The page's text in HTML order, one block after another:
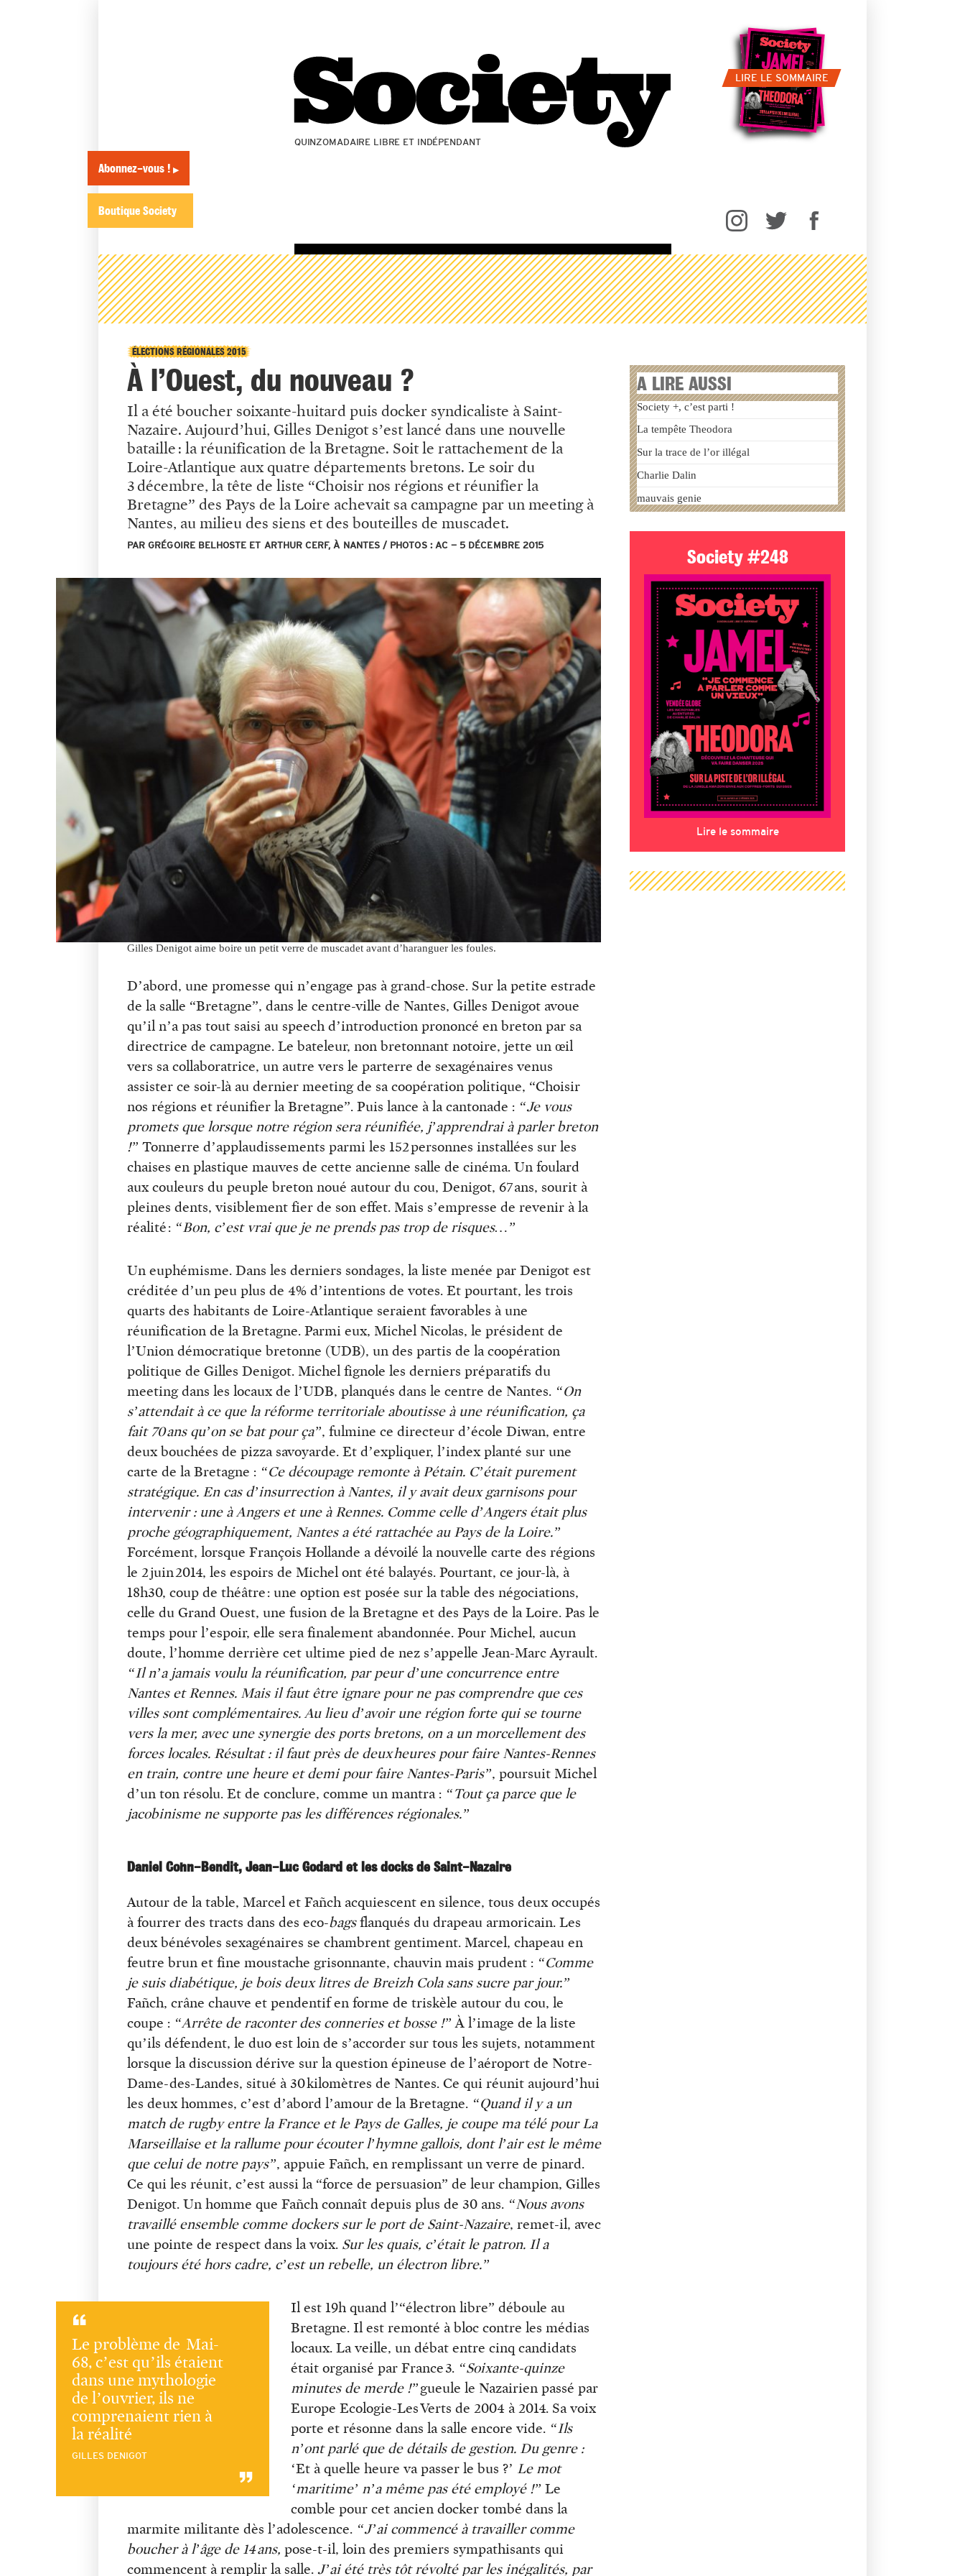
QUINZOMADAIRE LIBRE ET INDÉPENDANT
LIRE LE SOMMAIRE
Abonnez-vous ! ▶
Boutique Society
A LIRE AUSSI
Society +, c’est parti !
La tempête Theodora
Sur la trace de l’or illégal
Charlie Dalin
mauvais genie
Society #248
Lire le sommaire
ÉLECTIONS RÉGIONALES 2015
À l’Ouest, du nouveau ?
Il a été boucher soixante-huitard puis docker syndicaliste à Saint-
Nazaire. Aujourd’hui, Gilles Denigot s’est lancé dans une nouvelle
bataille : la réunification de la Bretagne. Soit le rattachement de la
Loire-Atlantique aux quatre départements bretons. Le soir du
3 décembre, la tête de liste “Choisir nos régions et réunifier la
Bretagne” des Pays de la Loire achevait sa campagne par un meeting à
Nantes, au milieu des siens et des bouteilles de muscadet.
PAR GRÉGOIRE BELHOSTE ET ARTHUR CERF, À NANTES / PHOTOS : AC 5 DÉCEMBRE 2015
Gilles Denigot aime boire un petit verre de muscadet avant d’haranguer les foules.
D’abord, une promesse qui n’engage pas à grand-chose. Sur la petite estrade
de la salle “Bretagne”, dans le centre-ville de Nantes, Gilles Denigot avoue
qu’il n’a pas tout saisi au speech d’introduction prononcé en breton par sa
directrice de campagne. Le bateleur, non bretonnant notoire, jette un œil
vers sa collaboratrice, un autre vers le parterre de sexagénaires venus
assister ce soir-là au dernier meeting de sa coopération politique, “Choisir
nos régions et réunifier la Bretagne”. Puis lance à la cantonade : “Je vous
promets que lorsque notre région sera réunifiée, j’apprendrai à parler breton
!” Tonnerre d’applaudissements parmi les 152 personnes installées sur les
chaises en plastique mauves de cette ancienne salle de cinéma. Un foulard
aux couleurs du peuple breton noué autour du cou, Denigot, 67 ans, sourit à
pleines dents, visiblement fier de son effet. Mais s’empresse de revenir à la
réalité : “Bon, c’est vrai que je ne prends pas trop de risques…”
Un euphémisme. Dans les derniers sondages, la liste menée par Denigot est
créditée d’un peu plus de 4% d’intentions de votes. Et pourtant, les trois
quarts des habitants de Loire-Atlantique seraient favorables à une
réunification de la Bretagne. Parmi eux, Michel Nicolas, le président de
l’Union démocratique bretonne (UDB), un des partis de la coopération
politique de Gilles Denigot. Michel fignole les derniers préparatifs du
meeting dans les locaux de l’UDB, planqués dans le centre de Nantes. “On
s’attendait à ce que la réforme territoriale aboutisse à une réunification, ça
fait 70 ans qu’on se bat pour ça”, fulmine ce directeur d’école Diwan, entre
deux bouchées de pizza savoyarde. Et d’expliquer, l’index planté sur une
carte de la Bretagne : “Ce découpage remonte à Pétain. C’était purement
stratégique. En cas d’insurrection à Nantes, il y avait deux garnisons pour
intervenir : une à Angers et une à Rennes. Comme celle d’Angers était plus
proche géographiquement, Nantes a été rattachée au Pays de la Loire.”
Forcément, lorsque François Hollande a dévoilé la nouvelle carte des régions
le 2 juin 2014, les espoirs de Michel ont été balayés. Pourtant, ce jour-là, à
18h30, coup de théâtre : une option est posée sur la table des négociations,
celle du Grand Ouest, une fusion de la Bretagne et des Pays de la Loire. Pas le
temps pour l’espoir, elle sera finalement abandonnée. Pour Michel, aucun
doute, l’homme derrière cet ultime pied de nez s’appelle Jean-Marc Ayrault.
“Il n’a jamais voulu la réunification, par peur d’une concurrence entre
Nantes et Rennes. Mais il faut être ignare pour ne pas comprendre que ces
villes sont complémentaires. Au lieu d’avoir une région forte qui se tourne
vers la mer, avec une synergie des ports bretons, on a un morcellement des
forces locales. Résultat : il faut près de deux heures pour faire Nantes-Rennes
en train, contre une heure et demi pour faire Nantes-Paris”, poursuit Michel
d’un ton résolu. Et de conclure, comme un mantra : “Tout ça parce que le
jacobinisme ne supporte pas les différences régionales.”
Daniel Cohn-Bendit, Jean-Luc Godard et les docks de Saint-Nazaire
Autour de la table, Marcel et Fañch acquiescent en silence, tous deux occupés
à fourrer des tracts dans des eco-bagsflanqués du drapeau armoricain. Les
deux bénévoles sexagénaires se chambrent gentiment. Marcel, chapeau en
feutre brun et fine moustache grisonnante, chauvin mais prudent : “Comme
je suis diabétique, je bois deux litres de Breizh Cola sans sucre par jour.”
Fañch, crâne chauve et pendentif en forme de triskèle autour du cou, le
coupe : “Arrête de raconter des conneries et bosse !” À l’image de la liste
qu’ils défendent, le duo est loin de s’accorder sur tous les sujets, notamment
lorsque la discussion dérive sur la question épineuse de l’aéroport de Notre-
Dame-des-Landes, situé à 30 kilomètres de Nantes. Ce qui réunit aujourd’hui
les deux hommes, c’est d’abord l’amour de la Bretagne. “Quand il y a un
match de rugby entre la France et le Pays de Galles, je coupe ma télé pour La
Marseillaise et la rallume pour écouter l’hymne gallois, dont l’air est le même
que celui de notre pays”, appuie Fañch, en remplissant un verre de pinard.
Ce qui les réunit, c’est aussi la “force de persuasion” de leur champion, Gilles
Denigot. Un homme que Fañch connaît depuis plus de 30 ans. “Nous avons
travaillé ensemble comme dockers sur le port de Saint-Nazaire, remet-il, avec
une pointe de respect dans la voix. Sur les quais, c’était le patron. Il a
toujours été hors cadre, c’est un rebelle, un électron libre.”
Le problème de Mai-
68, c’est qu’ils étaient
dans une mythologie
de l’ouvrier, ils ne
comprenaient rien à
la réalité
GILLES DENIGOT
Il est 19h quand l’“électron libre” déboule au
Bretagne. Il est remonté à bloc contre les médias
locaux. La veille, un débat entre cinq candidats
était organisé par France 3. “Soixante-quinze
minutes de merde !”gueule le Nazairien passé par
Europe Ecologie-Les Verts de 2004 à 2014. Sa voix
porte et résonne dans la salle encore vide. “Ils
n’ont parlé que de détails de gestion. Du genre :
‘Et à quelle heure va passer le bus ?’ Le mot
‘maritime’ n’a même pas été employé !” Le
comble pour cet ancien docker tombé dans la
marmite militante dès l’adolescence. “J’ai commencé à travailler comme
boucher à l’âge de 14 ans, pose-t-il, loin des premiers sympathisants qui
commencent à remplir la salle. J’ai été très tôt révolté par les inégalités, par